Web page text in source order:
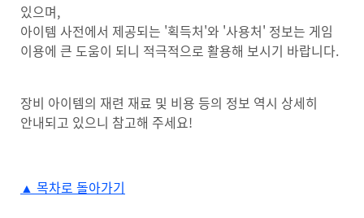
있으며,
아이템 사전에서 제공되는 '획득처'와 '사용처' 정보는 게임
이용에 큰 도움이 되니 적극적으로 활용해 보시기 바랍니다.
장비 아이템의 재련 재료 및 비용 등의 정보 역시 상세히
안내되고 있으니 참고해 주세요!
▲ 목차로 돌아가기